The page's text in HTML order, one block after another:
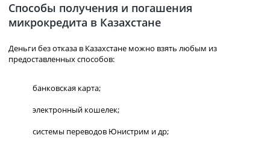
Способы получения и погашения
микрокредита в Казахстане
Деньги без отказа в Казахстане можно взять любым из
предоставленных способов:
банковская карта;
электронный кошелек;
системы переводов Юнистрим и др;